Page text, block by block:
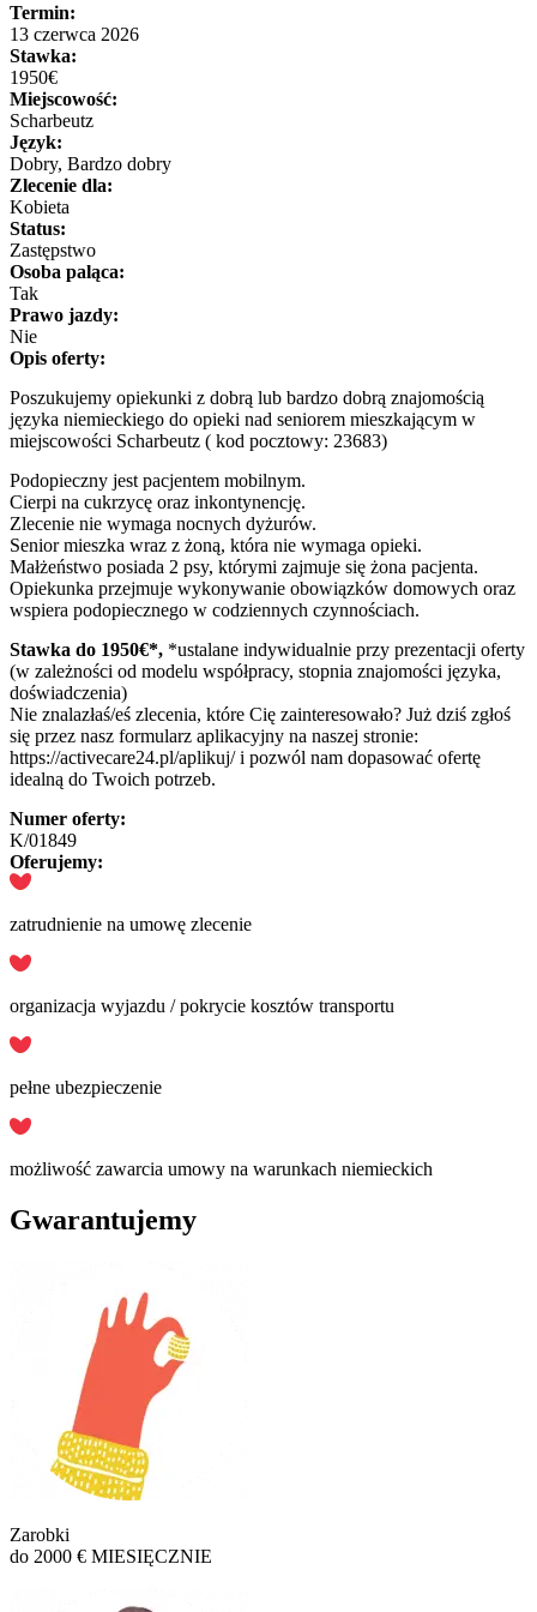
Termin:
13 czerwca 2026
Stawka:
1950€
Miejscowość:
Scharbeutz
Język:
Dobry, Bardzo dobry
Zlecenie dla:
Kobieta
Status:
Zastępstwo
Osoba paląca:
Tak
Prawo jazdy:
Nie
Opis oferty:
Poszukujemy opiekunki z dobrą lub bardzo dobrą znajomością
języka niemieckiego do opieki nad seniorem mieszkającym w
miejscowości Scharbeutz ( kod pocztowy: 23683)
Podopieczny jest pacjentem mobilnym.
Cierpi na cukrzycę oraz inkontynencję.
Zlecenie nie wymaga nocnych dyżurów.
Senior mieszka wraz z żoną, która nie wymaga opieki.
Małżeństwo posiada 2 psy, którymi zajmuje się żona pacjenta.
Opiekunka przejmuje wykonywanie obowiązków domowych oraz
wspiera podopiecznego w codziennych czynnościach.
Stawka do 1950€*, *ustalane indywidualnie przy prezentacji oferty
(w zależności od modelu współpracy, stopnia znajomości języka,
doświadczenia)
Nie znalazłaś/eś zlecenia, które Cię zainteresowało? Już dziś zgłoś
się przez nasz formularz aplikacyjny na naszej stronie:
https://activecare24.pl/aplikuj/ i pozwól nam dopasować ofertę
idealną do Twoich potrzeb.
Numer oferty:
K/01849
Oferujemy:
zatrudnienie na umowę zlecenie
organizacja wyjazdu / pokrycie kosztów transportu
pełne ubezpieczenie
możliwość zawarcia umowy na warunkach niemieckich
Gwarantujemy
Zarobki
do 2000 € MIESIĘCZNIE